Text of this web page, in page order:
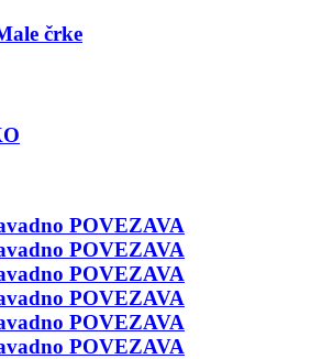
črke
POVEZAVA
POVEZAVA
POVEZAVA
POVEZAVA
POVEZAVA
POVEZAVA